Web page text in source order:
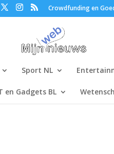
Crowdfunding en
Sport NL
en Gadgets BL